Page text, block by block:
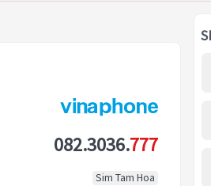
082.3036.777
Sim Tam Hoa